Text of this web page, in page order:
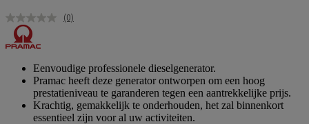
Geen
(0)
Eenvoudige professionele dieselgenerator.
Pramac heeft deze generator ontworpen om een hoog
prestatieniveau te garanderen tegen een aantrekkelijke prijs.
Krachtig, gemakkelijk te onderhouden, het zal binnenkort
essentieel zijn voor al uw activiteiten.